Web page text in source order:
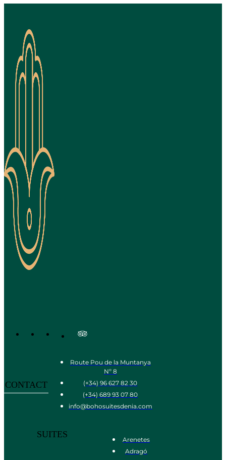
CONTACT
Route Pou de la Muntanya
Nº 8
(+34) 96 627 82 30
(+34) 689 93 07 80
info@bohosuitesdenia.com
SUITES
Arenetes
Adragó